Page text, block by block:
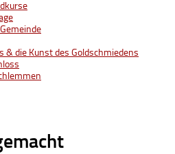
& die Kunst des Goldschmiedens